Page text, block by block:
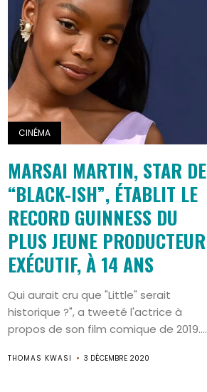
CINÉMA
MARSAI MARTIN, STAR DE
“BLACK-ISH”, ÉTABLIT LE
RECORD GUINNESS DU
PLUS JEUNE PRODUCTEUR
EXÉCUTIF, À 14 ANS
Qui aurait cru que "Little" serait
historique ?", a tweeté l'actrice à
propos de son film comique de 2019....
THOMAS KWASI 3 DÉCEMBRE 2020